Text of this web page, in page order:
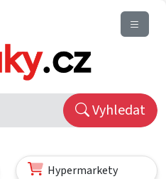
Vyhledat
Hypermarkety